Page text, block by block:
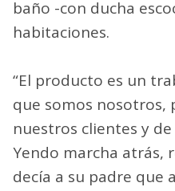
suelen incluir paneles
electrógenos, bancos
potable y mineral)
cuanto a los
no faltan la cocina,
baño -con ducha
habitaciones.